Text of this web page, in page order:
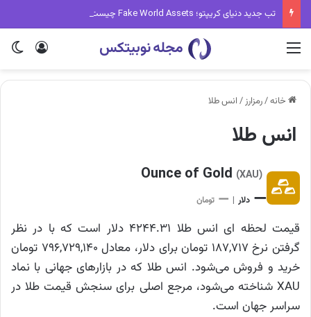
ورود منو
خانه/رمزارز/ انس طلا
انس طلا
Ounce of Gold (XAU)
— دلار |
— تومان
قیمت لحظه ای انس طلا 4244.31 دلار است که با در نظر
گرفتن نرخ ۱۸۷,۷۱۷ تومان برای دلار، معادل ۷۹۶,۷۲۹,۱۴۰ تومان
خرید و فروش می‌شود. انس طلا که در بازارهای جهانی با نماد
XAU شناخته می‌شود، مرجع اصلی برای سنجش قیمت طلا در
سراسر جهان است.